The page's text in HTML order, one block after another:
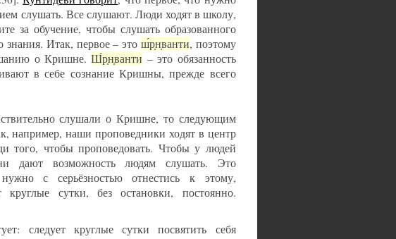
слушать. Все слушают. Люди ходят в школу,
за обучение, чтобы слушать образованного
знания. Итак, первое – это ш́р̣н̣ванти, поэтому
о Кришне.Ш́р̣н̣ванти – это обязанность
в себе сознание Кришны, прежде всего
слушали о Кришне, то следующим
например, наши проповедники ходят в центр
того, чтобы проповедовать. Чтобы у людей
дают возможность людям слушать. Это
с серьёзностью отнестись к этому,
круглые сутки, без остановки, постоянно.
следует круглые сутки посвятить себя